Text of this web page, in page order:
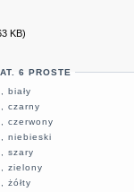
KB)
6 PROSTE
biały
czarny
czerwony
niebieski
szary
zielony
żółty